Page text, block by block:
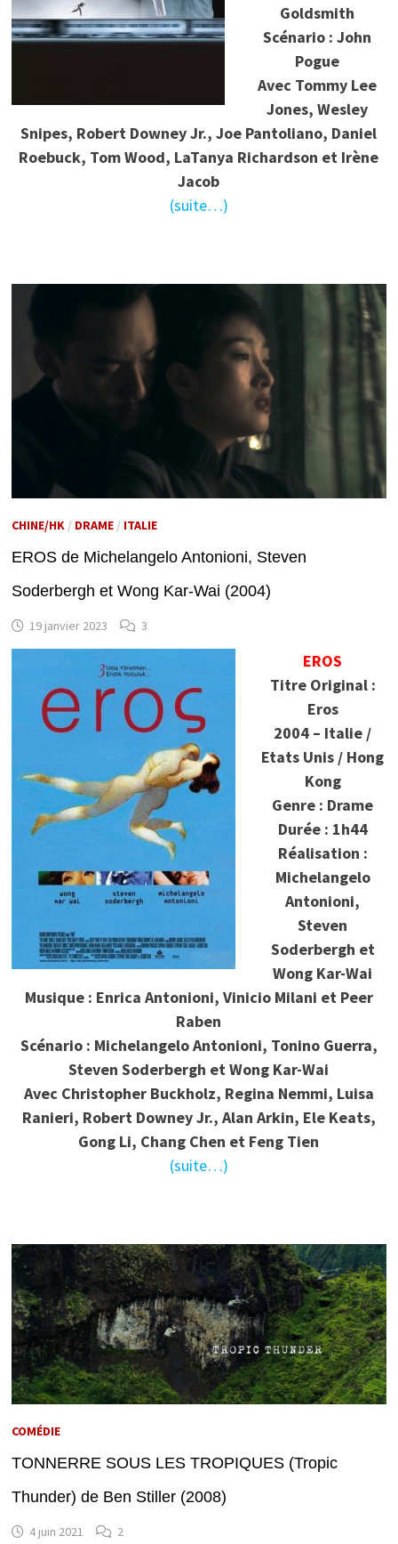
Goldsmith
Scénario : John
Pogue
Avec Tommy Lee
Jones, Wesley
Snipes, Robert Downey Jr., Joe Pantoliano, Daniel
Roebuck, Tom Wood, LaTanya Richardson et Irène
Jacob
(suite…)
CHINE/HK/ DRAME/ ITALIE
EROS de Michelangelo Antonioni, Steven
Soderbergh et Wong Kar-Wai (2004)
19 janvier 2023 3
EROS
Titre Original :
Eros
2004 – Italie /
Etats Unis / Hong
Kong
Genre : Drame
Durée : 1h44
Réalisation :
Michelangelo
Antonioni,
Steven
Soderbergh et
Wong Kar-Wai
Musique : Enrica Antonioni, Vinicio Milani et Peer
Raben
Scénario : Michelangelo Antonioni, Tonino Guerra,
Steven Soderbergh et Wong Kar-Wai
Avec Christopher Buckholz, Regina Nemmi, Luisa
Ranieri, Robert Downey Jr., Alan Arkin, Ele Keats,
Gong Li, Chang Chen et Feng Tien
(suite…)
COMÉDIE
TONNERRE SOUS LES TROPIQUES (Tropic
Thunder) de Ben Stiller (2008)
4 juin 2021 2